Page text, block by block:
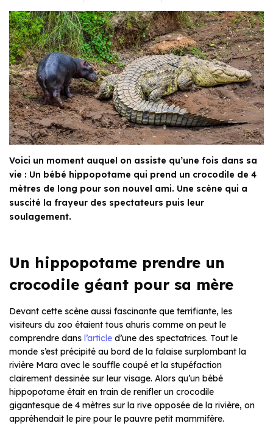
Voici un moment auquel on assiste qu’une fois dans sa
vie : Un bébé hippopotame qui prend un crocodile de 4
mètres de long pour son nouvel ami. Une scène qui a
suscité la frayeur des spectateurs puis leur
soulagement.
Un hippopotame prendre un
crocodile géant pour sa mère
Devant cette scène aussi fascinante que terrifiante, les
visiteurs du zoo étaient tous ahuris comme on peut le
comprendre dans l’article d’une des spectatrices. Tout le
monde s’est précipité au bord de la falaise surplombant la
rivière Mara avec le souffle coupé et la stupéfaction
clairement dessinée sur leur visage. Alors qu’un bébé
hippopotame était en train de renifler un crocodile
gigantesque de 4 mètres sur la rive opposée de la rivière, on
appréhendait le pire pour le pauvre petit mammifère.